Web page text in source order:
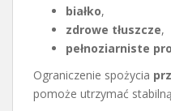
białko,
zdrowe tłuszcze,
pełnoziarniste
Ograniczenie spożycia
pomoże utrzymać